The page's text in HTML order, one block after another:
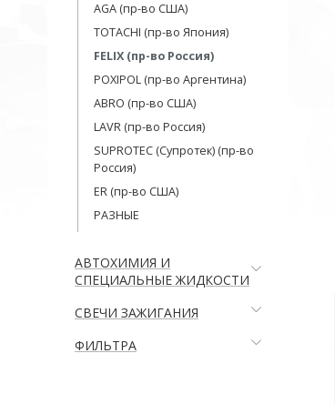
AGA (пр-во США)
TOTACHI (пр-во Япония)
FELIX (пр-во Россия)
POXIPOL (пр-во Аргентина)
ABRO (пр-во США)
LAVR (пр-во Россия)
SUPROTEC (Супротек) (пр-во
Россия)
ER (пр-во США)
РАЗНЫЕ
АВТОХИМИЯ И
СПЕЦИАЛЬНЫЕ ЖИДКОСТИ
СВЕЧИ ЗАЖИГАНИЯ
ФИЛЬТРА